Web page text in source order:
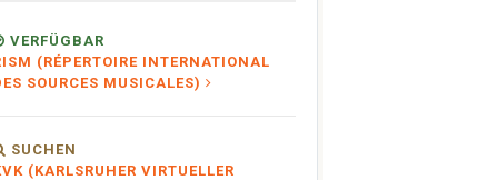
VERFÜGBAR
(RÉPERTOIRE INTERNATIONAL
SOURCES MUSICALES)
SUCHEN
(KARLSRUHER VIRTUELLER